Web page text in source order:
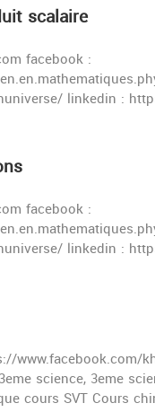
scalaire
facebook :
linkedin :
facebook :
linkedin :
cours SVT Cours